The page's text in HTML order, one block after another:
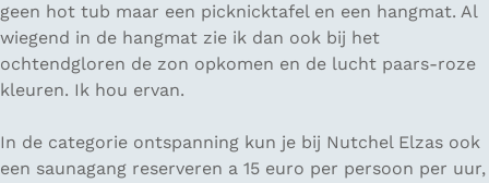
geen hot tub maar een picknicktafel en een hangmat. Al
wiegend in de hangmat zie ik dan ook bij het
ochtendgloren de zon opkomen en de lucht paars-roze
kleuren. Ik hou ervan.
In de categorie ontspanning kun je bij Nutchel Elzas ook
een saunagang reserveren a 15 euro per persoon per uur,